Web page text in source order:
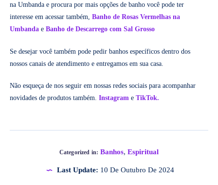
na Umbanda e procura por mais opções de banho você pode ter
interesse em acessar também, Banho de Rosas Vermelhas na
Umbanda e Banho de Descarrego com Sal Grosso
Se desejar você também pode pedir banhos específicos dentro dos
nossos canais de atendimento e entregamos em sua casa.
Não esqueça de nos seguir em nossas redes sociais para acompanhar
novidades de produtos também. Instagram e TikTok.
Categorized in: Banhos,Espiritual
Last Update: 10 De Outubro De 2024